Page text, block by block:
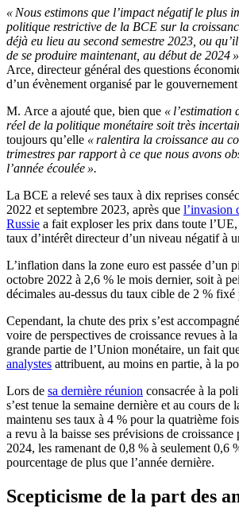
« Nous estimons que l’impact négatif le plus
politique restrictive de la BCE sur la
déjà eu lieu au second semestre 2023, ou
de se produire maintenant, au début de 2024 »
Arce, directeur général des questions
d’un évènement organisé par le
M. Arce a ajouté que, bien que « l’estimation
réel de la politique monétaire soit très
toujours qu’elle « ralentira la croissance au
trimestres par rapport à ce que nous avons
l’année écoulée ».
La BCE a relevé ses taux à dix reprises
2022 et septembre 2023, après que l’invasion
Russie a fait exploser les prix dans toute l’UE,
taux d’intérêt directeur d’un niveau négatif à
L’inflation dans la zone euro est passée d’un
octobre 2022 à 2,6 % le mois dernier, soit à
décimales au-dessus du taux cible de 2 %
Cependant, la chute des prix s’est
voire de perspectives de croissance revues à
grande partie de l’Union monétaire, un fait
analystes attribuent, au moins en partie, à la
Lors de sa dernière réunion consacrée à la
s’est tenue la semaine dernière et au cours de
maintenu ses taux à 4 % pour la quatrième
a revu à la baisse ses prévisions de
2024, les ramenant de 0,8 % à seulement 0,6
pourcentage de plus que l’année dernière.
Scepticisme de la part des